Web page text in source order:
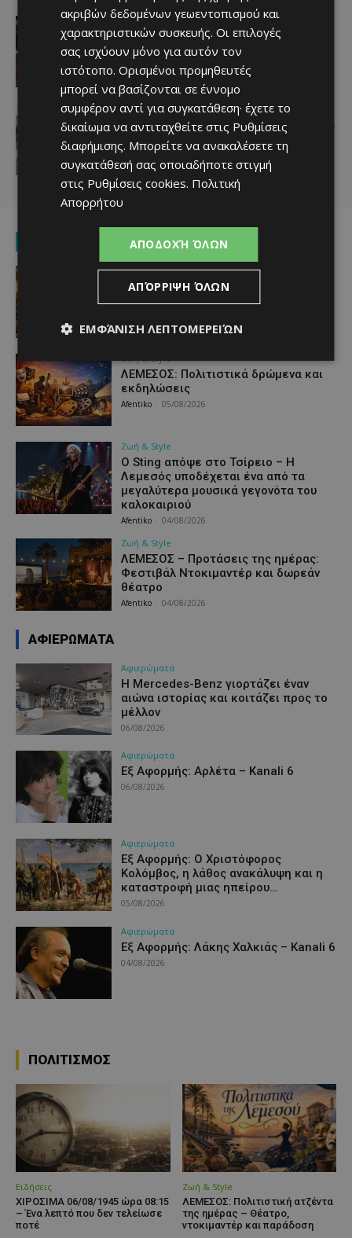
Ειδήσεις
Παραδίδεται σήμερα στο κοινό η
ανακαινισμένη Πλατεία Ηρώων στη
Λεμεσό
06/08/2026
Επικαιρότητα
ΛΕΜΕΣΟΣ: Κυκλοφοριακές ρυθμίσεις και
οδικά έργα για σήμερα Πέμπτη
06/08/2026
Ζωή & Style
ΛΕΜΕΣΟΣ: Πολιτιστική ατζέντα της
ημέρας – Θέατρο, ντοκιμαντέρ και
Afentiko - 06/08/2026
Ζωή & Style
ΛΕΜΕΣΟΣ: Πολιτιστικά δρώμενα και
εκδηλώσεις
Afentiko 05/08/2026
Ζωή & Style
Ο Sting απόψε στο Τσίρειο – Η
Λεμεσός υποδέχεται ένα από τα
μεγαλύτερα μουσικά γεγονότα του
καλοκαιριού
Afentiko 04/08/2026
Ζωή & Style
ΛΕΜΕΣΟΣ – Προτάσεις της ημέρας:
Φεστιβάλ Ντοκιμαντέρ και δωρεάν
θέατρο
Afentiko 04/08/2026
AΦΙΕΡΩΜΑΤΑ
Aφιερώματα
Η Mercedes-Benz γιορτάζει έναν
αιώνα ιστορίας και κοιτάζει προς το
μέλλον
06/08/2026
Aφιερώματα
Εξ Αφορμής: Αρλέτα – Kanali 6
06/08/2026
Aφιερώματα
Εξ Αφορμής: Ο Χριστόφορος
Κολόμβος, η λάθος ανακάλυψη και η
καταστροφή μιας ηπείρου…
05/08/2026
Aφιερώματα
Εξ Αφορμής: Λάκης Χαλκιάς – Kanali 6
04/08/2026
ΠΟΛΙΤΙΣΜΟΣ
Ειδήσεις
ΧΙΡΟΣΙΜΑ 06/08/1945 ώρα 08:15
– Ένα λεπτό που δεν τελείωσε
ποτέ
Ζωή & Style
ΛΕΜΕΣΟΣ: Πολιτιστική ατζέντα
της ημέρας – Θέατρο,
ντοκιμαντέρ και παράδοση
ακριβών δεδομένων γεωεντοπισμού και
χαρακτηριστικών συσκευής. Οι επιλογές
σας ισχύουν μόνο για αυτόν τον
ιστότοπο. Ορισμένοι προμηθευτές
μπορεί να βασίζονται σε έννομο
συμφέρον αντί για συγκατάθεση· έχετε το
δικαίωμα να αντιταχθείτε στις Ρυθμίσεις
διαφήμισης. Μπορείτε να ανακαλέσετε τη
συγκατάθεσή σας οποιαδήποτε στιγμή
στις Ρυθμίσεις cookies. Πολιτική
Απορρήτου
ΑΠΟΔΟΧΉ ΌΛΩΝ
ΑΠΌΡΡΙΨΗ ΌΛΩΝ
ΕΜΦΆΝΙΣΗ ΛΕΠΤΟΜΕΡΕΙΏΝ